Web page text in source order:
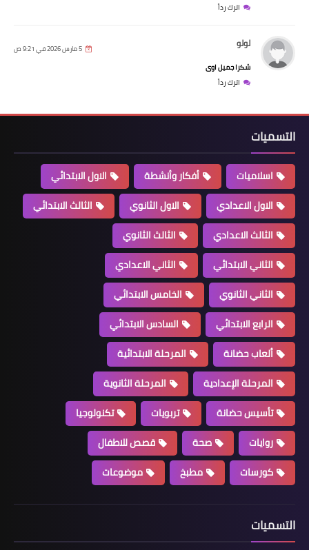
اترك رداً
لولو 5 مارس 2026 في 9:21 ص
شكرا جميل اوى
اترك رداً
التسميات
اسلاميات أفكار وأنشطة
الاول الابتدائي
الاول الاعدادي
الاول الثانوي
الثالث الابتدائي
الثالث الاعدادي
الثالث الثانوي
الثاني الابتدائي
الثاني الاعدادي
الثاني الثانوي
الخامس الابتدائي
الرابع الابتدائي
السادس الابتدائي
ألعاب حضانة
المرحلة الابتدائية
المرحلة الإعدادية
المرحلة الثانوية
تأسيس حضانة
تربويات
تكنولوجيا
روايات
صحة
قصص للاطفال
كورسات
مطبخ موضوعات
التسميات